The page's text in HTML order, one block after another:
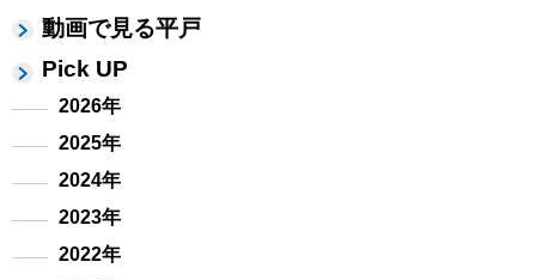
動画で見る平戸
Pick UP
2026年
2025年
2024年
2023年
2022年